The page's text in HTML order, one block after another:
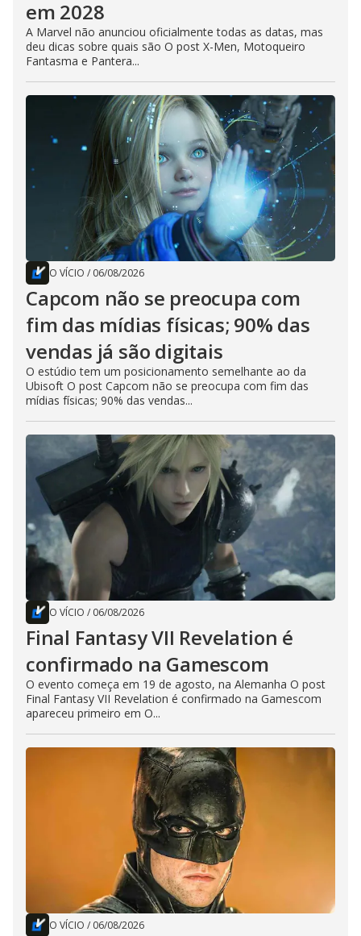
em 2028
A Marvel não anunciou oficialmente todas as datas, mas
deu dicas sobre quais são O post X-Men, Motoqueiro
Fantasma e Pantera...
O VÍCIO / 06/08/2026
Capcom não se preocupa com
fim das mídias físicas; 90% das
vendas já são digitais
O estúdio tem um posicionamento semelhante ao da
Ubisoft O post Capcom não se preocupa com fim das
mídias físicas; 90% das vendas...
O VÍCIO / 06/08/2026
Final Fantasy VII Revelation é
confirmado na Gamescom
O evento começa em 19 de agosto, na Alemanha O post
Final Fantasy VII Revelation é confirmado na Gamescom
apareceu primeiro em O...
O VÍCIO / 06/08/2026